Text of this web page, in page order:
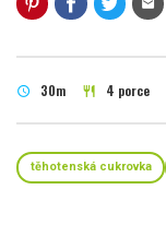
mail
schedule 30m restaurant 4 porce
těhotenská cukrovka